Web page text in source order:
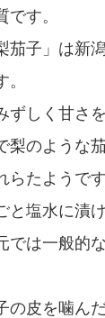
す。
茄子」は新潟
ずしく甘さ
梨のような
らたようです
と塩水に漬
では一般的な
の皮を噛ん